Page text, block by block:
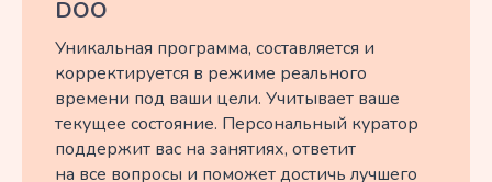
DOO
Уникальная программа, составляется и
корректируется в режиме реального
времени под ваши цели. Учитывает ваше
текущее состояние. Персональный куратор
поддержит вас на занятиях, ответит
на все вопросы и поможет достичь лучшего